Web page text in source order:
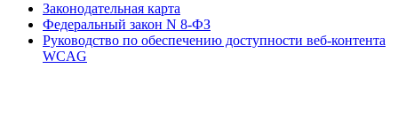
Законодательная карта
Федеральный закон N 8-ФЗ
Руководство по обеспечению доступности веб-контента
WCAG